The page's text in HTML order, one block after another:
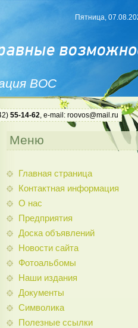
ВОС
Пятница,
55-14-62, e-mail: roovos@mail.ru
Меню
Главная страница
Контактная информация
О нас
Предприятия
Доска объявлений
Новости сайта
Фотоальбомы
Наши издания
Документы
Символика
Полезные ссылки